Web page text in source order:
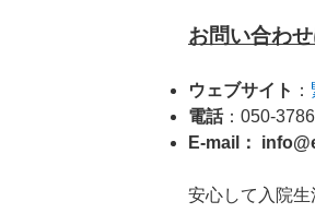
お問い合わ
ウェブサイト ：
電話：050-
E-mail
：
安心して入院生